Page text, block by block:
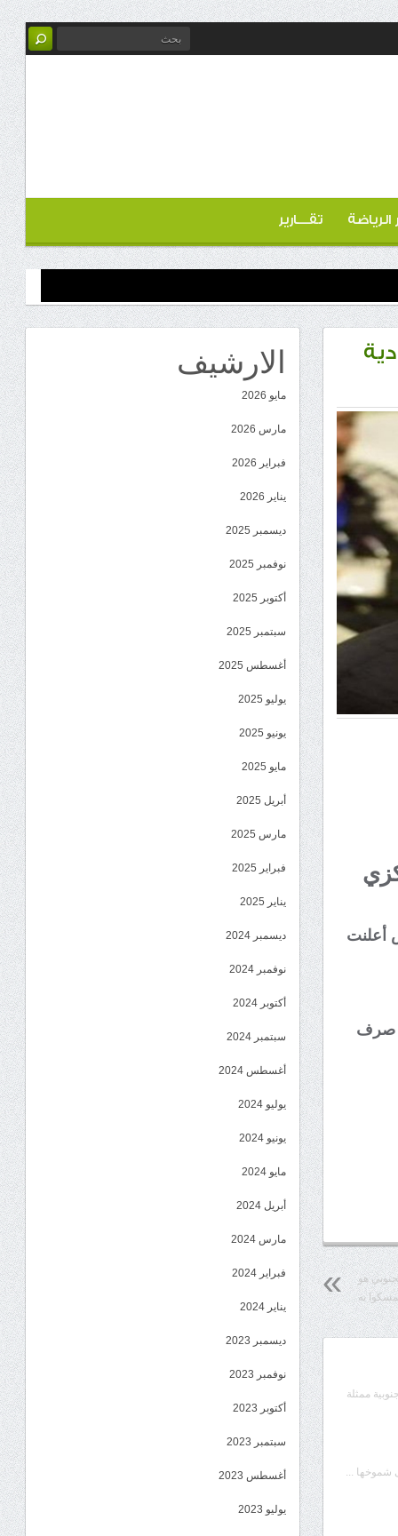
الرياضة تقـــارير
أعلنت
صرف
هو
به
ممثلة
شموخها ...
الارشيف
مايو 2026
مارس 2026
فبراير 2026
يناير 2026
ديسمبر 2025
نوفمبر 2025
أكتوبر 2025
سبتمبر 2025
أغسطس 2025
يوليو 2025
يونيو 2025
مايو 2025
أبريل 2025
مارس 2025
فبراير 2025
يناير 2025
ديسمبر 2024
نوفمبر 2024
أكتوبر 2024
سبتمبر 2024
أغسطس 2024
يوليو 2024
يونيو 2024
مايو 2024
أبريل 2024
مارس 2024
فبراير 2024
يناير 2024
ديسمبر 2023
نوفمبر 2023
أكتوبر 2023
سبتمبر 2023
أغسطس 2023
يوليو 2023